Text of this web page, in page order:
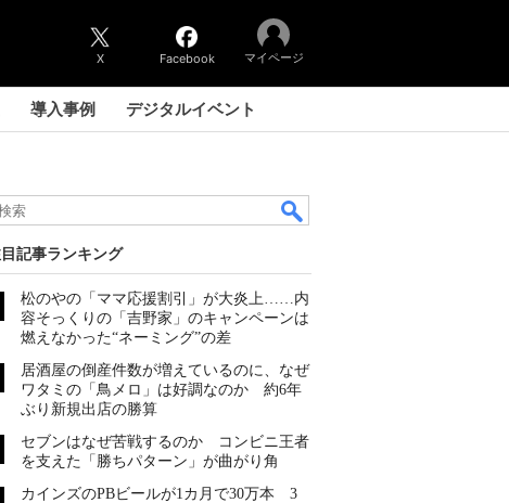
X Facebook マイページ
導入事例 デジタルイベント
記事ランキング
松のやの「ママ応援割引」が大炎上……内
容そっくりの「吉野家」のキャンペーンは
燃えなかった“ネーミング”の差
居酒屋の倒産件数が増えているのに、なぜ
ワタミの「鳥メロ」は好調なのか 約6年
ぶり新規出店の勝算
セブンはなぜ苦戦するのか コンビニ王者
を支えた「勝ちパターン」が曲がり角
カインズのPBビールが1カ月で30万本 3